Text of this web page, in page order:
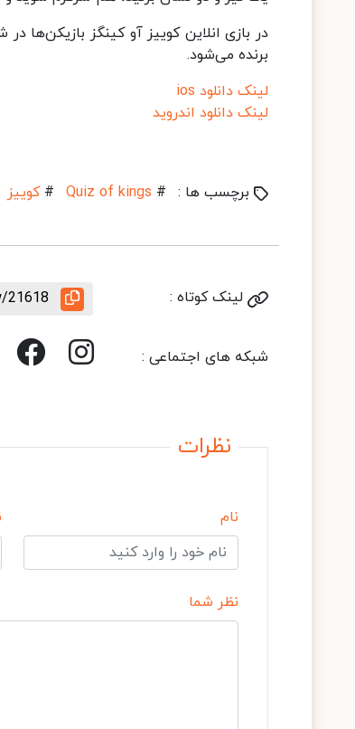
در بازی انلاین کوییز آو کینگز
برنده می‌شود.
لینک دانلود ios
لینک دانلود اندروید
برچسب ها : #
Quiz of kings
# کوییز
لینک کوتاه : 21618
شبکه های اجتماعی :
نظرات
نام
نظر شما